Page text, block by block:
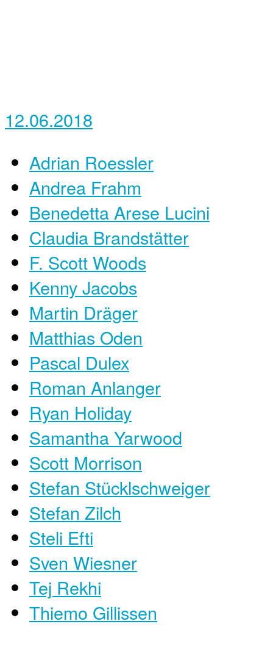
12.06.2018
Adrian Roessler
Andrea Frahm
Benedetta Arese Lucini
Claudia Brandstätter
F. Scott Woods
Kenny Jacobs
Martin Dräger
Matthias Oden
Pascal Dulex
Roman Anlanger
Ryan Holiday
Samantha Yarwood
Scott Morrison
Stefan Stücklschweiger
Stefan Zilch
Steli Efti
Sven Wiesner
Tej Rekhi
Thiemo Gillissen